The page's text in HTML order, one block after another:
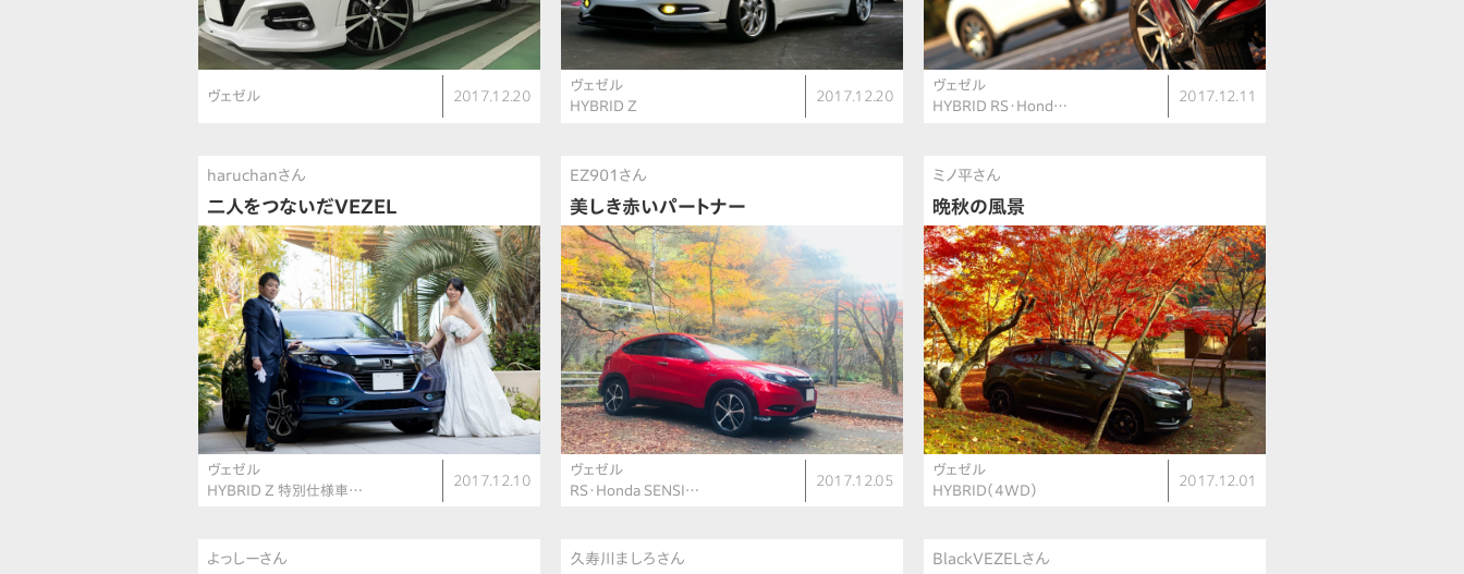
ヴェゼル 2017.12.20
ヴェゼル
HYBRID Z
2017.12.20
ヴェゼル
HYBRID RS・Hond…
2017.12.11
haruchanさん
二人をつないだVEZEL
ヴェゼル
HYBRID Z 特別仕様車…
2017.12.10
EZ901さん
美しき赤いパートナー
ヴェゼル
RS・Honda SENSI…
2017.12.05
ミノ平さん
晩秋の風景
ヴェゼル
HYBRID（4WD）
2017.12.01
よっしーさん 久寿川ましろさん BlackVEZELさん